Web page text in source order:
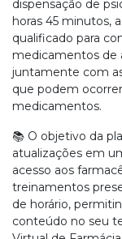
dispensação de
horas 45 minutos,
qualificado para
medicamentos de
juntamente com
que podem
medicamentos.
📚 O objetivo da
atualizações em
acesso aos
treinamentos
de horário,
conteúdo no seu